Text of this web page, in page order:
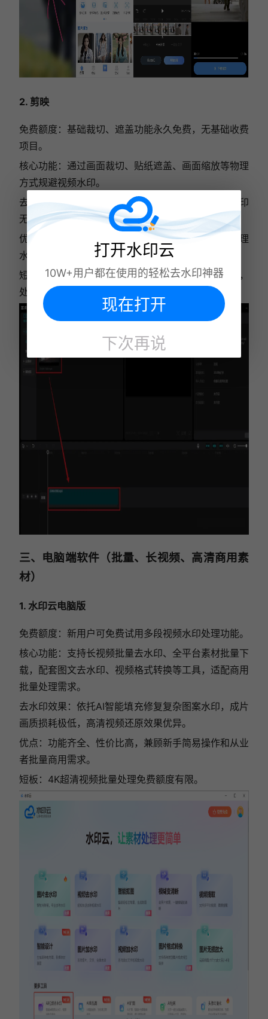
2. 剪映
免费额度：基础裁切、遮盖功能永久免费，无基础收费
项目。
核心功能：通过画面裁切、贴纸遮盖、画面缩放等物理
方式规避视频水印。
去水印效果：仅适合去除视频边缘水印，画面中间水印
无法彻底清除，只能遮挡覆盖。
优点：官方正版无捆绑、无广告，日常剪辑可顺带处理
水印，适配所有手机用户。
短板：无AI智能擦除功能，无法修复复杂、居中水印，
处理效果有限。
三、电脑端软件 （批量、长视频、高清商用素
材）
1. 水印云电脑版
免费额度：新用户可免费试用多段视频水印处理功能。
核心功能：支持长视频批量去水印、全平台素材批量下
载，配套图文去水印、视频格式转换等工具，适配商用
批量处理需求。
去水印效果：依托AI智能填充修复复杂图案水印，成片
画质损耗极低，高清视频还原效果优异。
优点：功能齐全、性价比高，兼顾新手简易操作和从业
者批量商用需求。
短板：4K超清视频批量处理免费额度有限。
打开水印云
10W+用户都在使用的轻松去水印神器
现在打开
下次再说